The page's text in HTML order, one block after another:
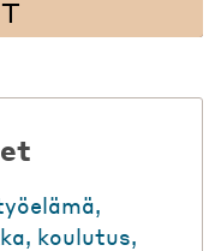
,
, koulutus,